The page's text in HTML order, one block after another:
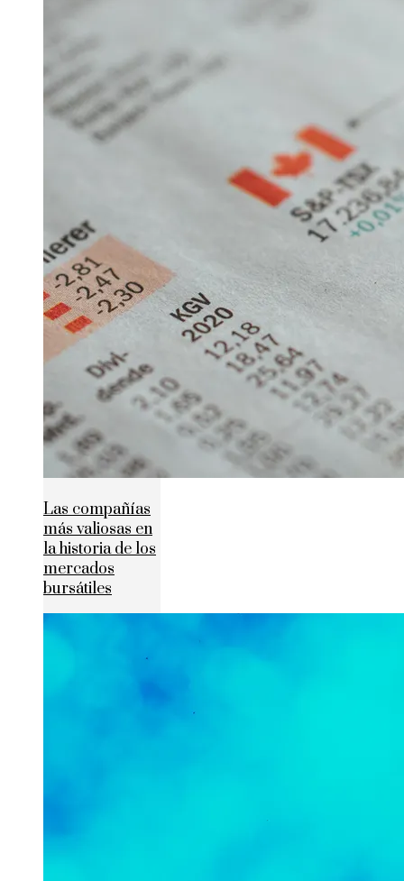
Las compañías
más valiosas en
la historia de los
mercados
bursátiles